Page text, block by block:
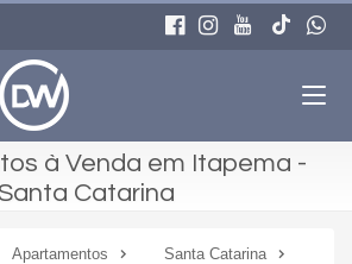
à Venda em Itapema -
Catarina
Apartamentos
Santa Catarina